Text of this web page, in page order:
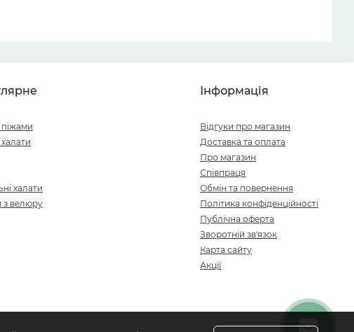
піжами
халати
з велюру
Інформація
Відгуки про магазин
Доставка та оплата
Про магазин
Співпраця
Обмін та повернення
Політика конфіденційності
Публічна оферта
Зворотній зв'язок
Карта сайту
Акції